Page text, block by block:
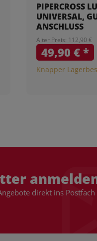
PIPERCROSS
UNIVERSAL,
ANSCHLUSS
Alter Preis: 112,90 €
49,90 €*
Knapper
direkt ins Postfach